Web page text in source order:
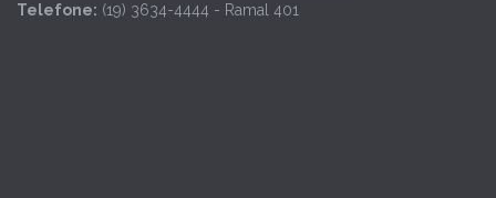
Telefone: (19) 3634-4444 - Ramal 401